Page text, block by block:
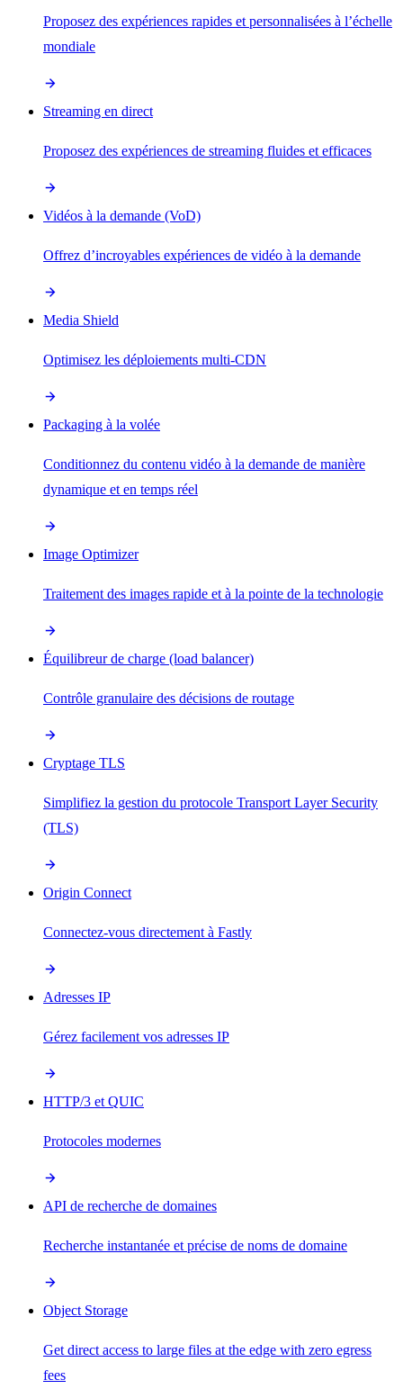
Proposez des expériences rapides et personnalisées à l’échelle
mondiale
Streaming en direct
Proposez des expériences de streaming fluides et efficaces
Vidéos à la demande (VoD)
Offrez d’incroyables expériences de vidéo à la demande
Media Shield
Optimisez les déploiements multi-CDN
Packaging à la volée
Conditionnez du contenu vidéo à la demande de manière
dynamique et en temps réel
Image Optimizer
Traitement des images rapide et à la pointe de la technologie
Équilibreur de charge (load balancer)
Contrôle granulaire des décisions de routage
Cryptage TLS
Simplifiez la gestion du protocole Transport Layer Security
(TLS)
Origin Connect
Connectez-vous directement à Fastly
Adresses IP
Gérez facilement vos adresses IP
HTTP/3 et QUIC
Protocoles modernes
API de recherche de domaines
Recherche instantanée et précise de noms de domaine
Object Storage
Get direct access to large files at the edge with zero egress
fees